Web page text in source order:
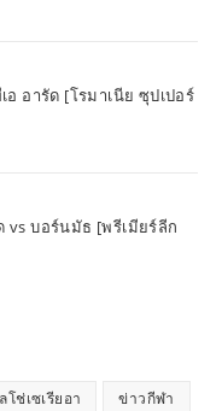
อ อารัด [โรมาเนีย ซุปเปอร์
vs บอร์นมัธ [พรีเมียร์ลีก
โช่เซเรียอา ข่าวกีฬา